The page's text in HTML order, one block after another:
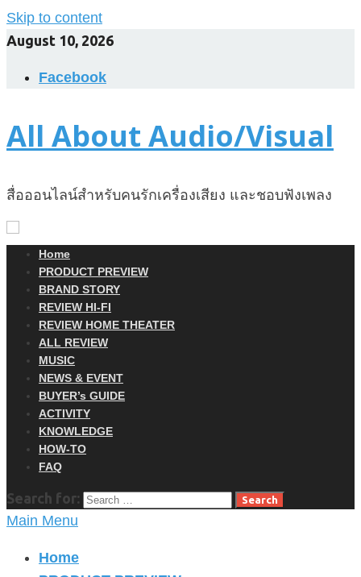
Skip to content
August 10, 2026
Facebook
All About Audio/Visual
สื่อออนไลน์สำหรับคนรักเครื่องเสียง และชอบฟังเพลง
Home
PRODUCT PREVIEW
BRAND STORY
REVIEW HI-FI
REVIEW HOME THEATER
ALL REVIEW
MUSIC
NEWS & EVENT
BUYER’s GUIDE
ACTIVITY
KNOWLEDGE
HOW-TO
FAQ
Search for:
Main Menu
Home